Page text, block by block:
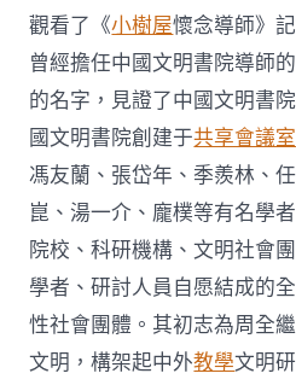
觀看了《小樹屋懷念導師》
曾經擔任中國文明書院導師
的名字，見證了中國文明書
國文明書院創建于共享會議室
馮友蘭、張岱年、季羨林、
崑、湯一介、龐樸等有名學
院校、科研機構、文明社會
學者、研討人員自愿結成的
性社會團體。其初志為周全
文明，構架起中外教學文明